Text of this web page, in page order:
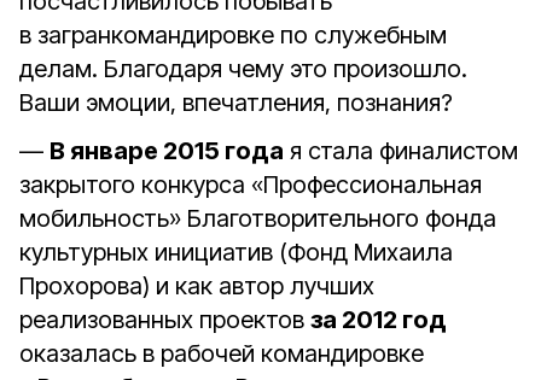
в загранкомандировке по служебным
делам. Благодаря чему это произошло.
Ваши эмоции, впечатления, познания?
— В январе 2015 года я стала финалистом
закрытого конкурса «Профессиональная
мобильность» Благотворительного фонда
культурных инициатив (Фонд Михаила
Прохорова) и как автор лучших
реализованных проектов за 2012 год
оказалась в рабочей командировке